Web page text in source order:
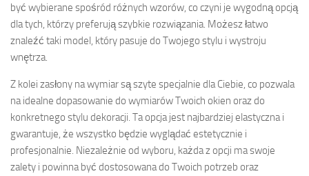
być wybierane spośród różnych wzorów, co czyni je wygodną opcją
dla tych, którzy preferują szybkie rozwiązania. Możesz łatwo
znaleźć taki model, który pasuje do Twojego stylu i wystroju
wnętrza.
Z kolei zasłony na wymiar są szyte specjalnie dla Ciebie, co pozwala
na idealne dopasowanie do wymiarów Twoich okien oraz do
konkretnego stylu dekoracji. Ta opcja jest najbardziej elastyczna i
gwarantuje, że wszystko będzie wyglądać estetycznie i
profesjonalnie. Niezależnie od wyboru, każda z opcji ma swoje
zalety i powinna być dostosowana do Twoich potrzeb oraz